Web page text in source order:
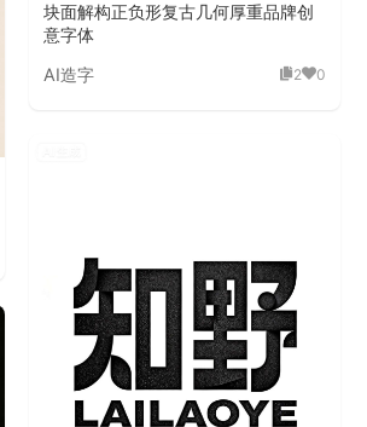
块面解构正负形复古几何厚重品牌创
意字体
AI造字 2 0